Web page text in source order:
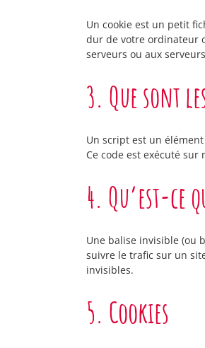
Un cookie est un petit
dur de votre ordinateur
serveurs ou aux
3. Que sont
Un script est un
Ce code est exécuté
4. Qu’est-ce
Une balise invisible (ou
suivre le trafic sur un
invisibles.
5. Cookies